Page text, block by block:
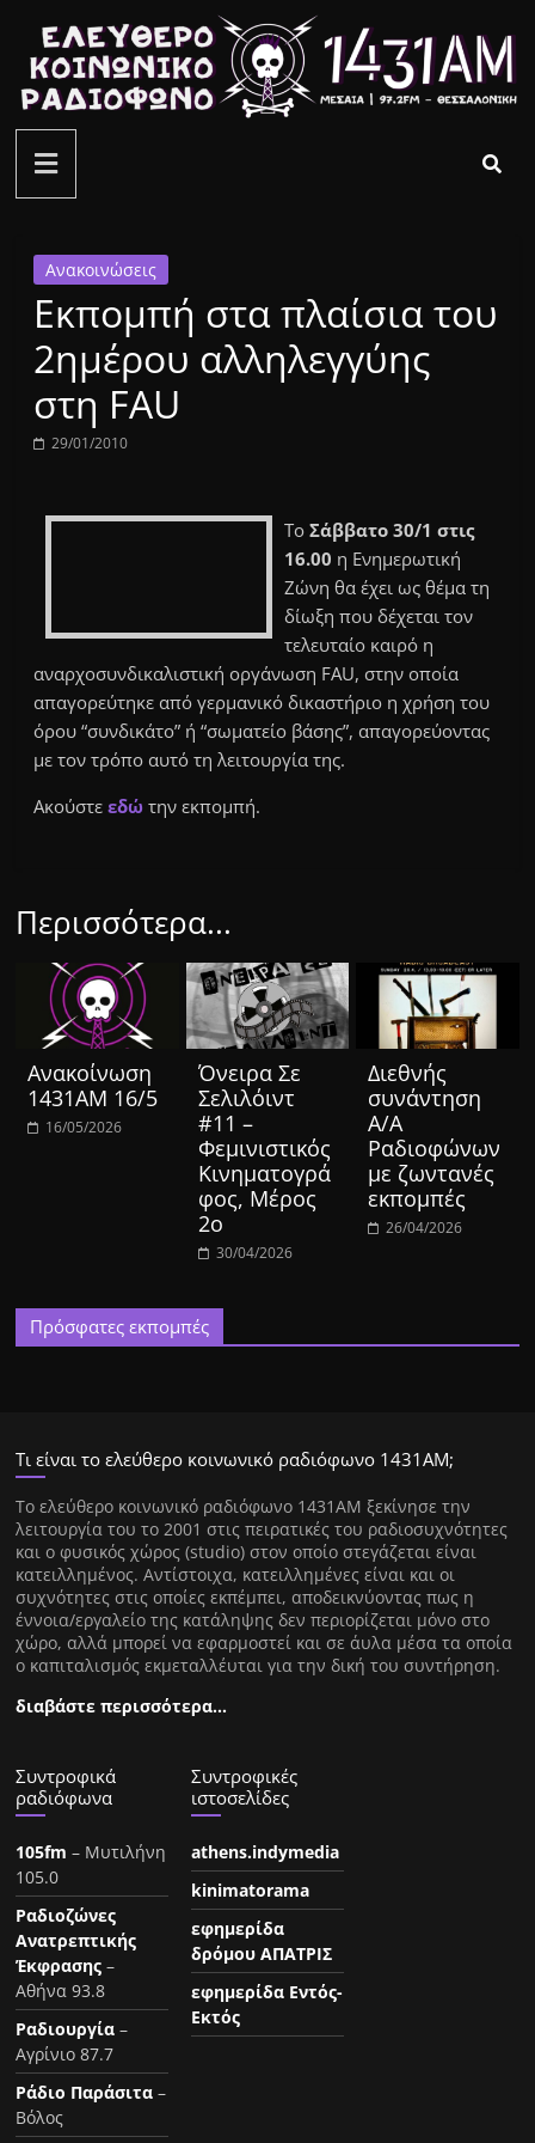
περιεχόμενο
ελεύθερο
κοινωνικό
ραδιόφωνο
1431AM
Ανακοινώσεις
Εκπομπή στα πλαίσια του
2ημέρου αλληλεγγύης
στη FAU
29/01/2010
ΤοΣάββατο 30/1 στις
16.00 η Ενημερωτική
Ζώνη θα έχει ως θέμα τη
δίωξη που δέχεται τον
τελευταίο καιρό η
αναρχοσυνδικαλιστική οργάνωση FAU, στην οποία
απαγορεύτηκε από γερμανικό δικαστήριο η χρήση του
όρου “συνδικάτο” ή “σωματείο βάσης”, απαγορεύοντας
με τον τρόπο αυτό τη λειτουργία της.
Ακούστεεδώ την εκπομπή.
Περισσότερα...
Ανακοίνωση
1431ΑΜ 16/5
16/05/2026
Όνειρα Σε
Σελιλόιντ
#11 –
Φεμινιστικός
Κινηματογρά
φος, Μέρος
2ο
30/04/2026
Διεθνής
συνάντηση
Α/Α
Ραδιοφώνων
με ζωντανές
εκπομπές
26/04/2026
Πρόσφατες εκπομπές
Τι είναι το ελεύθερο κοινωνικό ραδιόφωνο 1431ΑΜ;
Tο ελεύθερο κοινωνικό ραδιόφωνο 1431AM ξεκίνησε την
λειτουργία του το 2001 στις πειρατικές του ραδιοσυχνότητες
και ο φυσικός χώρος (studio) στον οποίο στεγάζεται είναι
κατειλλημένος. Αντίστοιχα, κατειλλημένες είναι και οι
συχνότητες στις οποίες εκπέμπει, αποδεικνύοντας πως η
έννοια/εργαλείο της κατάληψης δεν περιορίζεται μόνο στο
χώρο, αλλά μπορεί να εφαρμοστεί και σε άυλα μέσα τα οποία
ο καπιταλισμός εκμεταλλέυται για την δική του συντήρηση.
διαβάστε περισσότερα…
Συντροφικά
ραδιόφωνα
105fm – Μυτιλήνη
105.0
Ραδιοζώνες
Ανατρεπτικής
Έκφρασης –
Αθήνα 93.8
Ραδιουργία –
Αγρίνιο 87.7
Ράδιο Παράσιτα –
Βόλος
Συντροφικές
ιστοσελίδες
athens.indymedia
kinimatorama
εφημερίδα
δρόμου ΑΠΑΤΡΙΣ
εφημερίδα Εντός-
Εκτός